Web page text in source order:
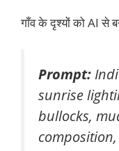
गाँव के दृश्यों को AI से
Prompt:
sunrise
bullocks,